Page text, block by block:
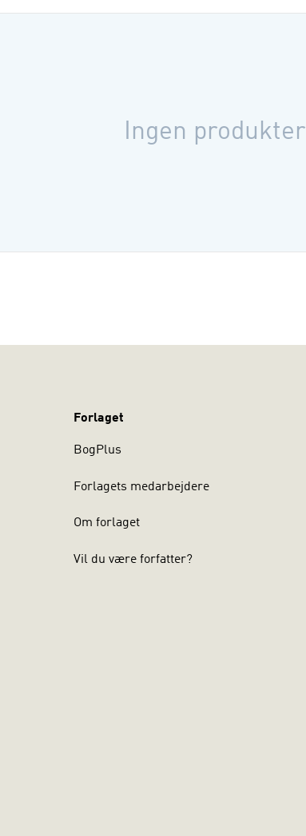
Ingen produkter
Forlaget
BogPlus
Forlagets medarbejdere
Om forlaget
Vil du være forfatter?